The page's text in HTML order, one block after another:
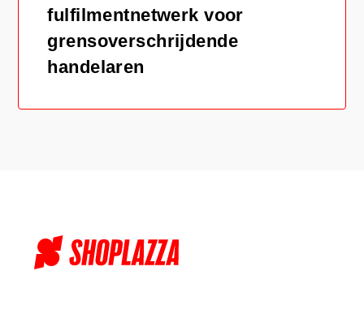
fulfilmentnetwerk voor
grensoverschrijdende
handelaren